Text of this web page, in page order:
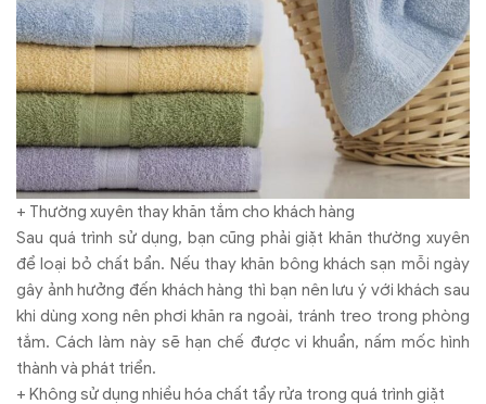
+ Thường xuyên thay khăn tắm cho khách hàng
Sau quá trình sử dụng, bạn cũng phải giặt khăn thường xuyên
để loại bỏ chất bẩn. Nếu thay khăn bông khách sạn mỗi ngày
gây ảnh hưởng đến khách hàng thì bạn nên lưu ý với khách sau
khi dùng xong nên phơi khăn ra ngoài, tránh treo trong phòng
tắm. Cách làm này sẽ hạn chế được vi khuẩn, nấm mốc hình
thành và phát triển.
+ Không sử dụng nhiều hóa chất tẩy rửa trong quá trình giặt